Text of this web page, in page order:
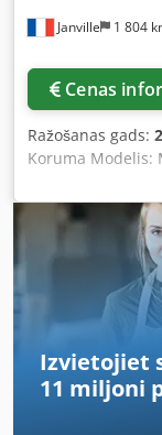
Janville 1 804
Cenas
Ražošanas gads:
Koruma Modelis:
dzirnavas Jauda:
datiem): 2
µm Pieejami
Izvietojiet
11 miljoni